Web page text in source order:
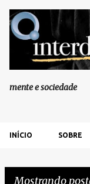
mente e sociedade
INÍCIO SOBRE
Mostrando